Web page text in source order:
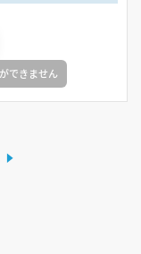
できません